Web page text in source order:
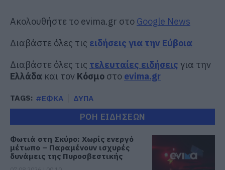
Ακολουθήστε το evima.gr στο Google News
Διαβάστε όλες τις ειδήσεις για την Εύβοια
Διαβάστε όλες τις τελευταίες ειδήσεις για την
Ελλάδα και τον Κόσμο στο evima.gr
TAGS: #ΕΦΚΑ ΔΥΠΑ
ΡΟΗ ΕΙΔΗΣΕΩΝ
Φωτιά στη Σκύρο: Χωρίς ενεργό
μέτωπο – Παραμένουν ισχυρές
δυνάμεις της Πυροσβεστικής